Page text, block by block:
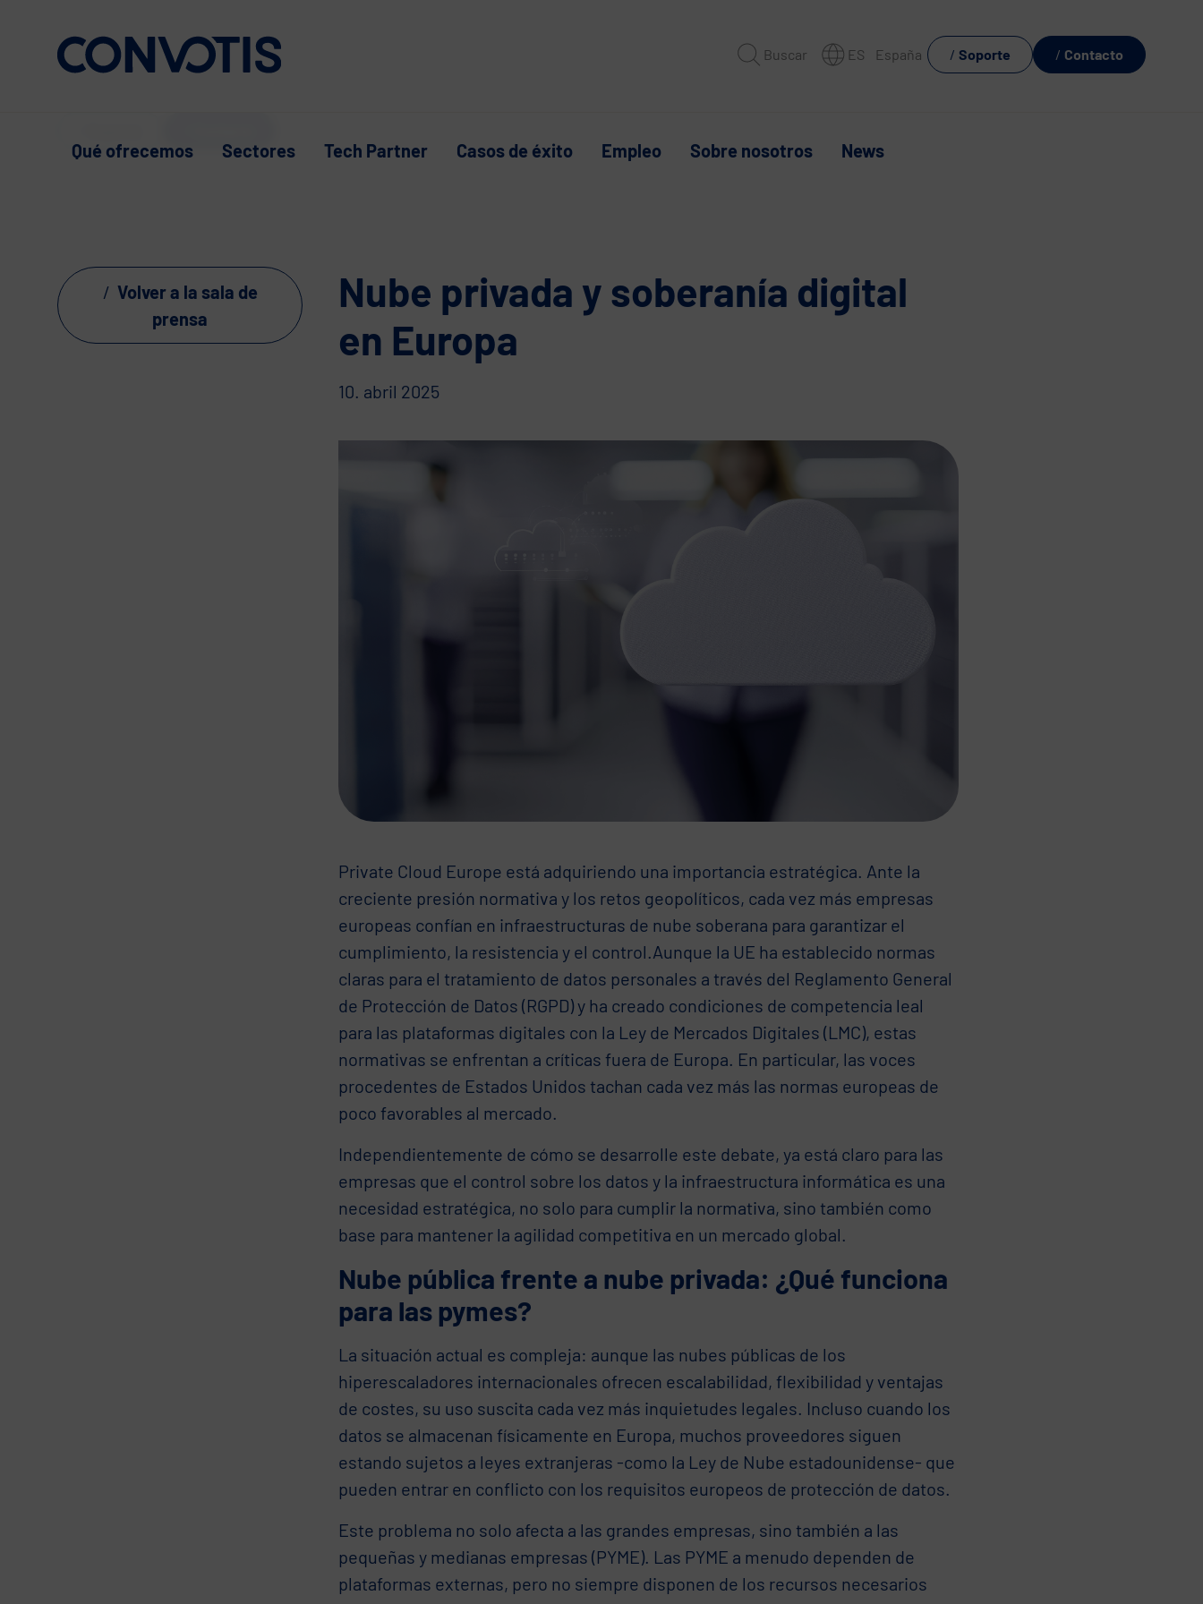
Buscar ES España Soporte Contacto
Qué ofrecemos Sectores Tech Partner Casos de éxito Empleo Sobre nosotros News
Volver a la sala de
prensa
Nube privada y soberanía digital
en Europa
10. abril 2025
Private Cloud Europe está adquiriendo una importancia estratégica. Ante la
creciente presión normativa y los retos geopolíticos, cada vez más empresas
europeas confían en infraestructuras de nube soberana para garantizar el
cumplimiento, la resistencia y el control.Aunque la UE ha establecido normas
claras para el tratamiento de datos personales a través del Reglamento General
de Protección de Datos (RGPD) y ha creado condiciones de competencia leal
para las plataformas digitales con la Ley de Mercados Digitales (LMC), estas
normativas se enfrentan a críticas fuera de Europa. En particular, las voces
procedentes de Estados Unidos tachan cada vez más las normas europeas de
poco favorables al mercado.
Independientemente de cómo se desarrolle este debate, ya está claro para las
empresas que el control sobre los datos y la infraestructura informática es una
necesidad estratégica, no solo para cumplir la normativa, sino también como
base para mantener la agilidad competitiva en un mercado global.
Nube pública frente a nube privada: ¿Qué funciona
para las pymes?
La situación actual es compleja: aunque las nubes públicas de los
hiperescaladores internacionales ofrecen escalabilidad, flexibilidad y ventajas
de costes, su uso suscita cada vez más inquietudes legales. Incluso cuando los
datos se almacenan físicamente en Europa, muchos proveedores siguen
estando sujetos a leyes extranjeras -como la Ley de Nube estadounidense- que
pueden entrar en conflicto con los requisitos europeos de protección de datos.
Este problema no solo afecta a las grandes empresas, sino también a las
pequeñas y medianas empresas (PYME). Las PYME a menudo dependen de
plataformas externas, pero no siempre disponen de los recursos necesarios